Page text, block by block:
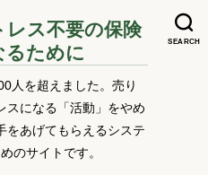
SEARCH
レス不要の保険
るために
人を超えました。売り
スになる「活動」をやめ
をあげてもらえるシステ
のサイトです。